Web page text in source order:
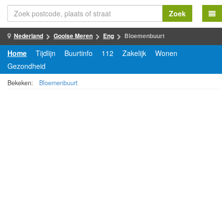
Zoek
Nederland Gooise Meren Eng Bloemenbuurt
Home Tijdlijn Buurtinfo 112 Zakelijk
Wonen
Gezondheid
Bekeken: Bloemenbuurt